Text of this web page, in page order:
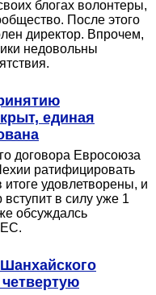
блогах волонтеры,
После этого
директор. Впрочем,
недовольны
единая
договора Евросоюза
ратифицировать
удовлетворены, и
в силу уже 1
обсуждалсь
ЕС.